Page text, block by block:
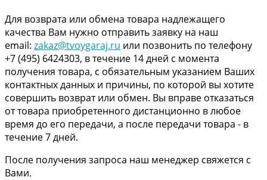
Для возврата или обмена товара надлежащего
качества Вам нужно отправить заявку на наш
email: zakaz@tvoygaraj.ru или позвонить по телефону
+7 (495) 6424303, в течение 14 дней с момента
получения товара, с обязательным указанием Ваших
контактных данных и причины, по которой вы хотите
совершить возврат или обмен. Вы вправе отказаться
от товара приобретенного дистанционно в любое
время до его передачи, а после передачи товара - в
течение 7 дней.
После получения запроса наш менеджер свяжется с
Вами.